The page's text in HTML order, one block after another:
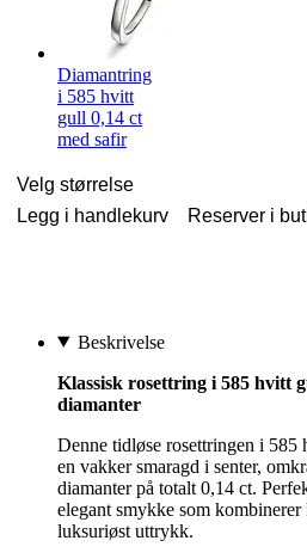
Diamantring
i 585 hvitt
gull 0,14 ct
med safir
Velg størrelse
Legg i handlekurv
Reserver i
Beskrivelse
Klassisk rosettring i 585 hvitt
diamanter
Denne tidløse rosettringen i
en vakker smaragd i senter,
diamanter på totalt 0,14 ct.
elegant smykke som kombinerer
luksuriøst uttrykk.